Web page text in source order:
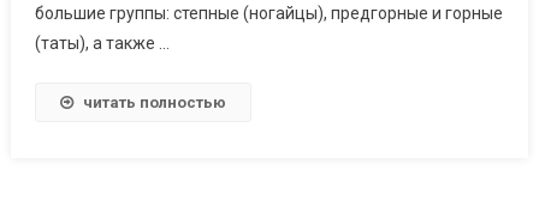
большие группы: степные (ногайцы), предгорные и горные
(таты), а также …
читать полностью